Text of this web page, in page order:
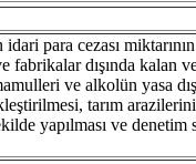
para cezası
dışında kalan
ve alkolün yasa
tarım
yapılması ve denetim